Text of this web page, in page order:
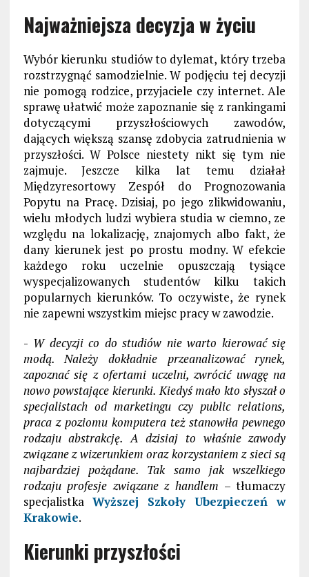
Najważniejsza decyzja w życiu
Wybór kierunku studiów to dylemat, który trzeba
rozstrzygnąć samodzielnie. W podjęciu tej decyzji
nie pomogą rodzice, przyjaciele czy internet. Ale
sprawę ułatwić może zapoznanie się z rankingami
dotyczącymi przyszłościowych zawodów,
dających większą szansę zdobycia zatrudnienia w
przyszłości. W Polsce niestety nikt się tym nie
zajmuje. Jeszcze kilka lat temu działał
Międzyresortowy Zespół do Prognozowania
Popytu na Pracę. Dzisiaj, po jego zlikwidowaniu,
wielu młodych ludzi wybiera studia w ciemno, ze
względu na lokalizację, znajomych albo fakt, że
dany kierunek jest po prostu modny. W efekcie
każdego roku uczelnie opuszczają tysiące
wyspecjalizowanych studentów kilku takich
popularnych kierunków. To oczywiste, że rynek
nie zapewni wszystkim miejsc pracy w zawodzie.
- W decyzji co do studiów nie warto kierować się
modą. Należy dokładnie przeanalizować rynek,
zapoznać się z ofertami uczelni, zwrócić uwagę na
nowo powstające kierunki. Kiedyś mało kto słyszał o
specjalistach od marketingu czy public relations,
praca z poziomu komputera też stanowiła pewnego
rodzaju abstrakcję. A dzisiaj to właśnie zawody
związane z wizerunkiem oraz korzystaniem z sieci są
najbardziej pożądane. Tak samo jak wszelkiego
rodzaju profesje związane z handlem – tłumaczy
specjalistka Wyższej Szkoły Ubezpieczeń w
Krakowie.
Kierunki przyszłości